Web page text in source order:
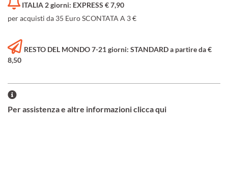
ITALIA 2 giorni: EXPRESS € 7,90
per acquisti da 35 Euro SCONTATA A 3 €
RESTO DEL MONDO 7-21 giorni: STANDARD a partire da €
8,50
Per assistenza e altre informazioni clicca qui